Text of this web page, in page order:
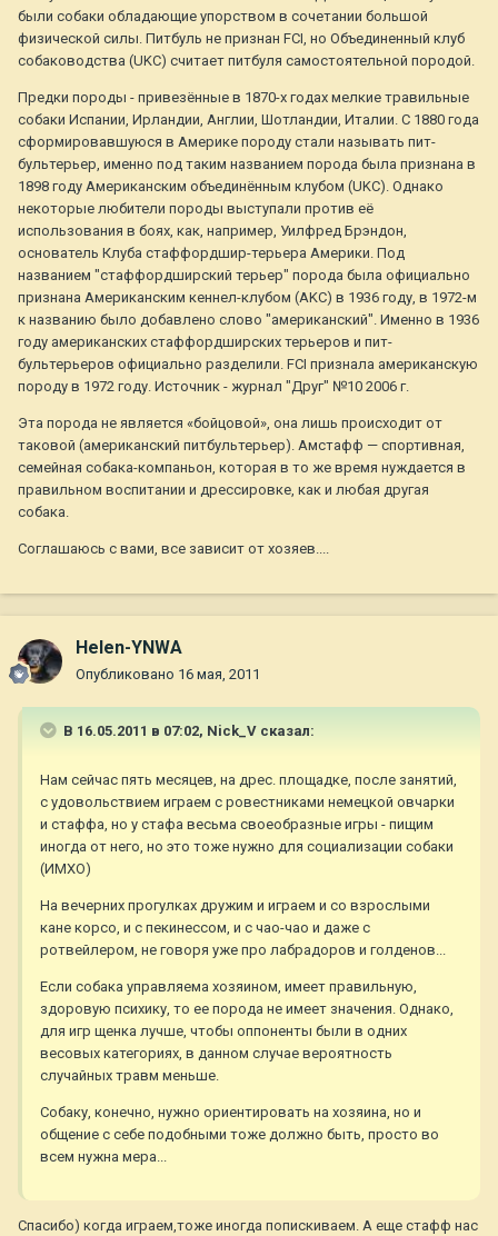
были собаки обладающие упорством в сочетании большой
физической силы. Питбуль не признан FCI, но Объединенный клуб
собаководства (UKC) считает питбуля самостоятельной породой.
Предки породы - привезённые в 1870-х годах мелкие травильные
собаки Испании, Ирландии, Англии, Шотландии, Италии. С 1880 года
сформировавшуюся в Америке породу стали называть пит-
бультерьер, именно под таким названием порода была признана в
1898 году Американским объединённым клубом (UKC). Однако
некоторые любители породы выступали против её
использования в боях, как, например, Уилфред Брэндон,
основатель Клуба стаффордшир-терьера Америки. Под
названием "стаффордширский терьер" порода была официально
признана Американским кеннел-клубом (AKC) в 1936 году, в 1972-м
к названию было добавлено слово "американский". Именно в 1936
году американских стаффордширских терьеров и пит-
бультерьеров официально разделили. FCI признала американскую
породу в 1972 году. Источник - журнал "Друг" №10 2006 г.
Эта порода не является «бойцовой», она лишь происходит от
таковой (американский питбультерьер). Амстафф — спортивная,
семейная собака-компаньон, которая в то же время нуждается в
правильном воспитании и дрессировке, как и любая другая
собака.
Соглашаюсь с вами, все зависит от хозяев....
Helen-YNWA
Опубликовано 16 мая, 2011
В 16.05.2011 в 07:02, Nick_V сказал:
Нам сейчас пять месяцев, на дрес. площадке, после занятий,
с удовольствием играем с ровестниками немецкой овчарки
и стаффа, но у стафа весьма своеобразные игры - пищим
иногда от него, но это тоже нужно для социализации собаки
(ИМХО)
На вечерних прогулках дружим и играем и со взрослыми
кане корсо, и с пекинессом, и с чао-чао и даже с
ротвейлером, не говоря уже про лабрадоров и голденов...
Если собака управляема хозяином, имеет правильную,
здоровую психику, то ее порода не имеет значения. Однако,
для игр щенка лучше, чтобы оппоненты были в одних
весовых категориях, в данном случае вероятность
случайных травм меньше.
Собаку, конечно, нужно ориентировать на хозяина, но и
общение с себе подобными тоже должно быть, просто во
всем нужна мера...
Спасибо) когда играем,тоже иногда попискиваем. А еще стафф нас